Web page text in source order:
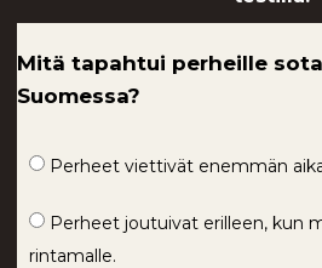
Mitä tapahtui perheille
Suomessa?
Perheet viettivät enemmän
Perheet joutuivat erilleen, kun
rintamalle.